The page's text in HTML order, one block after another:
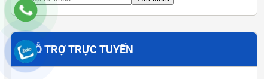
HỖ TRỢ TRỰC TUYẾN